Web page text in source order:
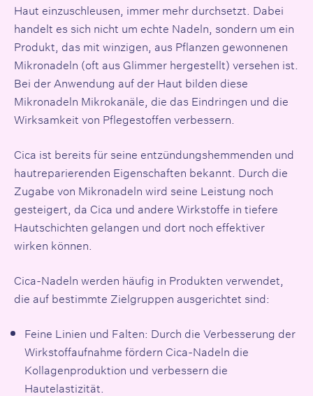
Haut einzuschleusen, immer mehr durchsetzt. Dabei
handelt es sich nicht um echte Nadeln, sondern um ein
Produkt, das mit winzigen, aus Pflanzen gewonnenen
Mikronadeln (oft aus Glimmer hergestellt) versehen ist.
Bei der Anwendung auf der Haut bilden diese
Mikronadeln Mikrokanäle, die das Eindringen und die
Wirksamkeit von Pflegestoffen verbessern.
Cica ist bereits für seine entzündungshemmenden und
hautreparierenden Eigenschaften bekannt. Durch die
Zugabe von Mikronadeln wird seine Leistung noch
gesteigert, da Cica und andere Wirkstoffe in tiefere
Hautschichten gelangen und dort noch effektiver
wirken können.
Cica-Nadeln werden häufig in Produkten verwendet,
die auf bestimmte Zielgruppen ausgerichtet sind:
Feine Linien und Falten: Durch die Verbesserung der
Wirkstoffaufnahme fördern Cica-Nadeln die
Kollagenproduktion und verbessern die
Hautelastizität.